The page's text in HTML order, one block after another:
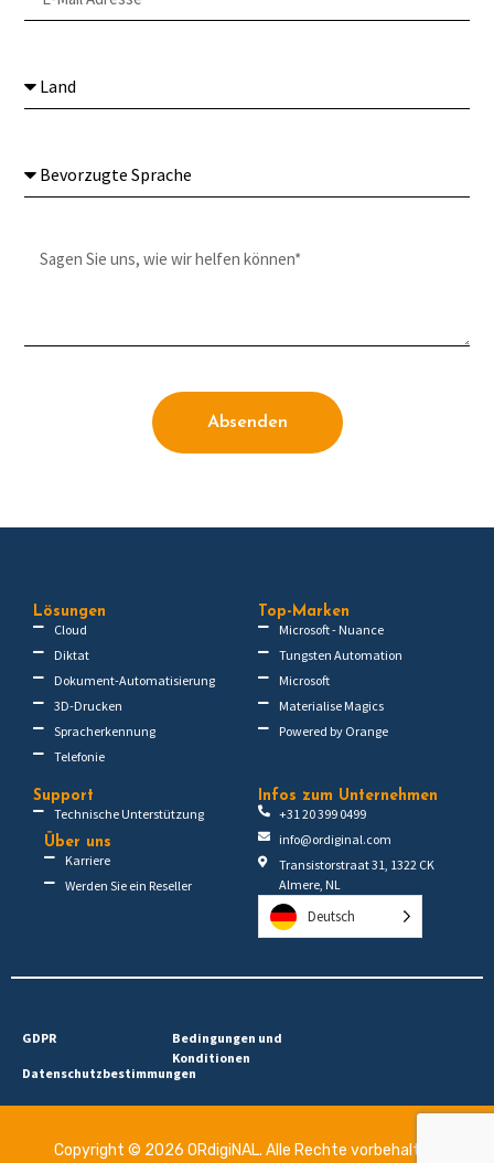
Absenden
Lösungen
Cloud
Diktat
Dokument-Automatisierung
3D-Drucken
Spracherkennung
Telefonie
Top-Marken
Microsoft - Nuance
Tungsten Automation
Microsoft
Materialise Magics
Powered by Orange
Support
Technische Unterstützung
Über uns
Karriere
Werden Sie ein Reseller
Infos zum Unternehmen
+31 20 399 0499
info@ordiginal.com
Transistorstraat 31, 1322 CK
Almere, NL
Deutsch
GDPR
Datenschutzbestimmungen
Bedingungen und
Konditionen
Copyright © 2026 ORdigiNAL. Alle Rechte vorbehalten.